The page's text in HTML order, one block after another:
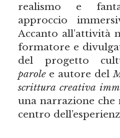
realismo e
approccio
Accanto all’attività
formatore e
del progetto
parolee autore del
scrittura creativa
una narrazione
centro